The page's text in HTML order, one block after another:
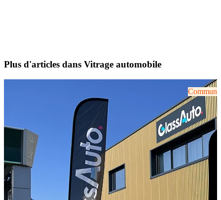
Plus d'articles dans Vitrage automobile